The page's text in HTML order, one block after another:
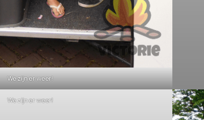
We zijn er weer!
We zijn er weer!